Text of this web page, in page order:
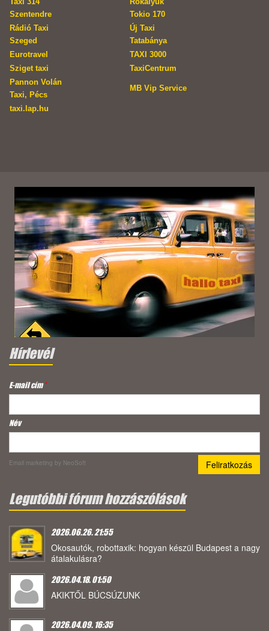
Szentendre
Tokio 170
Rádió Taxi
Szeged
Új Taxi
Tatabánya
Eurotravel
TAXI 3000
Sziget taxi
TaxiCentrum
Pannon Volán
Taxi, Pécs
MB Vip Service
taxi.lap.hu
Hírlevél
E-mail cím*
Név
Email marketing by NeoSoft
Legutóbbi fórum hozzászólások
2026.06.26. 21:55
Okosautók, robottaxik: hogyan készül Budapest a nagy
átalakulásra?
2026.04.18. 01:50
AKIKTŐL BÚCSÚZUNK
2026.04.09. 16:35